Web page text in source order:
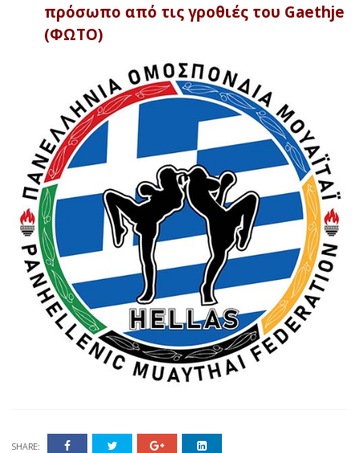
πρόσωπο από τις γροθιές του Gaethje
(ΦΩΤΟ)
SHARE: